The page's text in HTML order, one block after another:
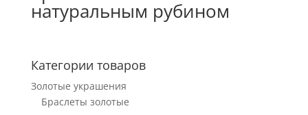
натуральным рубином
Категории товаров
Золотые украшения
Браслеты золотые